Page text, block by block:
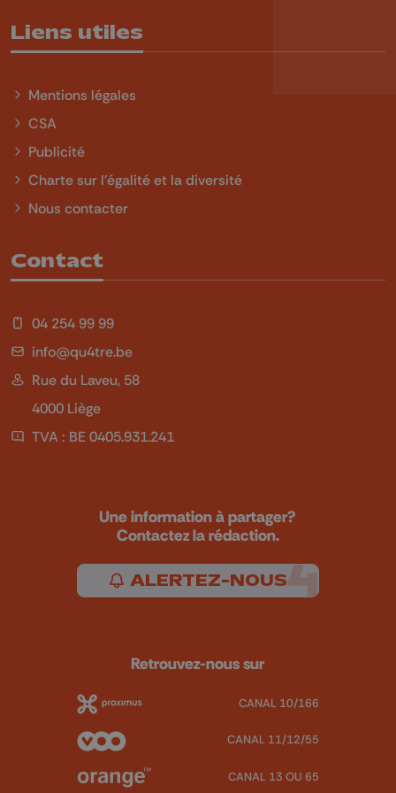
Liens utiles
Mentions légales
CSA
Publicité
Charte sur l'égalité et la diversité
Nous contacter
Contact
04 254 99 99
info@qu4tre.be
Rue du Laveu, 58
4000 Liège
TVA : BE 0405.931.241
Une information à partager?
Contactez la rédaction.
ALERTEZ-NOUS
Retrouvez-nous sur
CANAL 10/166
CANAL 11/12/55
CANAL 13 OU 65